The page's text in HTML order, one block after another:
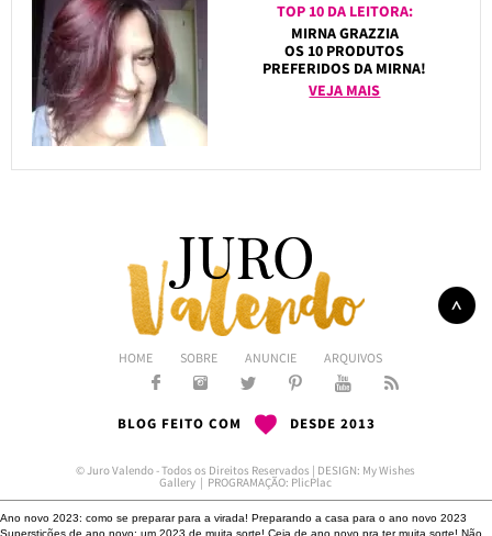
TOP 10 DA LEITORA:
MIRNA GRAZZIA
OS 10 PRODUTOS
PREFERIDOS DA MIRNA!
VEJA MAIS
HOME SOBRE ANUNCIE ARQUIVOS
BLOG FEITO COM DESDE 2013
© Juro Valendo - Todos os Direitos Reservados | DESIGN: My Wishes
Gallery | PROGRAMAÇÃO: PlicPlac
Ano novo 2023: como se preparar para a virada! Preparando a casa para o ano novo 2023
Superstições de ano novo: um 2023 de muita sorte! Ceia de ano novo pra ter muita sorte! Não